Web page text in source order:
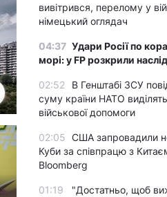
вивітрився, перелому у
німецький оглядач
04:37 Удари Росії по
морі: у FP розкрили
02:52
В Генштабі ЗСУ
суму країни НАТО виділять
військової допомоги
02:05 США запровадили
Куби за співпрацю з
Bloomberg
01:19
"Достатньо, щоб